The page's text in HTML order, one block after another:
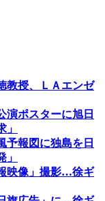
教授、ＬＡエンゼ
演ポスターに旭日
予報図に独島を日
映像」撮影…徐ギ